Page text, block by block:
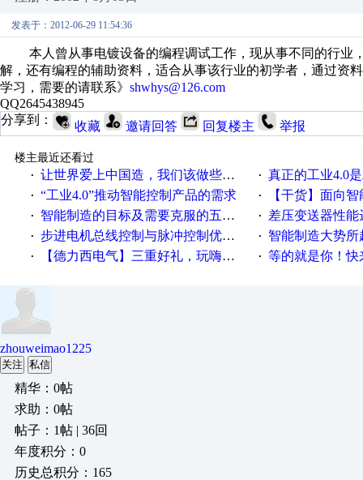
发表于：2012-06-29 11:54:36
本人曾从事电镀设备的编程调试工作，现从事不同的行业
解，还有编程的辅助资料，适合从事该行业的初学者，通过资
学习，需要的请联系》 shwhys@126.com
QQ2645438945
分享到：
收藏 邀请回答 回复楼主 举报
楼主最近还看过
· 让世界爱上中国造，我们该做些什么 · 真正的工业4.0
· “工业4.0”推动智能控制产品的需求 · 【干货】面向
· 智能制造的目标及需要克服的五个障碍 · 差压变送器性能达
· 步进电机总线控制与脉冲控制优缺点 · 智能制造大势所趋
· 【德力西电气】三重好礼，玩嗨夏日！ · 等的就是你！快来
zhouweimao1225
关注 私信
精华：0帖
求助：0帖
帖子：1帖 | 36回
年度积分：0
历史总积分：165